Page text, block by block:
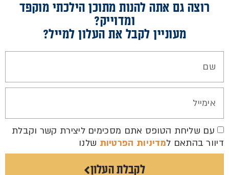
רוצה גם אתה להנות מתוכן הילכתי מוקפד
ומדוייק?
מעוניין לקבל את העלון למייל?
עם שליחת הטופס אתם מסכימים ליצירת קשר וקבלת
דיוור בהתאם למדיניות הפרטיות שלנו
לקבלת העלון